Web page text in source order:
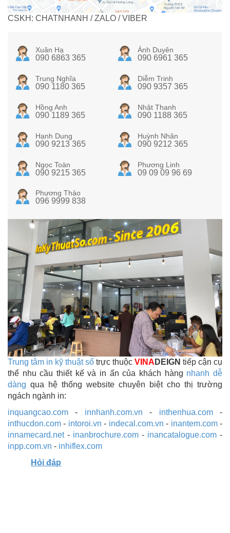
CSKH: CHATNHANH / ZALO / VIBER
Xuân Hạ
090 6863 365
Ánh Duyên
090 6961 365
Trung Nghĩa
090 1180 365
Diễm Trinh
090 9357 365
Hồng Anh
090 1189 365
Nhật Thanh
090 1188 365
Hạnh Dung
090 9213 365
Huỳnh Nhân
090 9212 365
Ngọc Toàn
090 9215 365
Phương Linh
09 09 09 96 69
Phương Thảo
096 9999 838
Trung tâm in kỹ thuật số trực thuộc VINA DEIGN tiếp cận cụ
thể nhu cầu thiết kế và in ấn của khách hàng nhanh dễ
dàng qua hệ thống website chuyên biệt cho thị trường
ngách ngành in:
inquangcao.com - innhanh.com.vn - inthenhua.com-
inthucdon.com - intoroi.vn - indecal.com.vn - inantem.com-
innamecard.net- inanbrochure.com - inancatalogue.com -
inpp.com.vn - inhiflex.com
Hỏi đáp